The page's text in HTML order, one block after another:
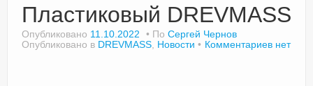
Пластиковый DREVMASS
Опубликовано 11.10.2022 По Сергей Чернов
Опубликовано в DREVMASS, Новости Комментариев нет